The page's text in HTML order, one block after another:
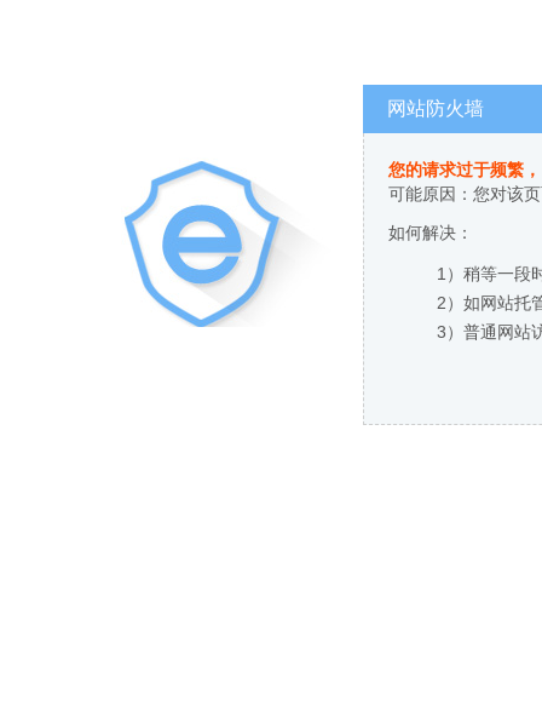
网站防火墙
您的请求过于频繁
可能原因：您对该
如何解决：
1）稍等一段
2）如网站托
3）普通网站